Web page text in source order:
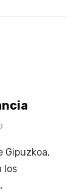
Gipuzkoa,
los